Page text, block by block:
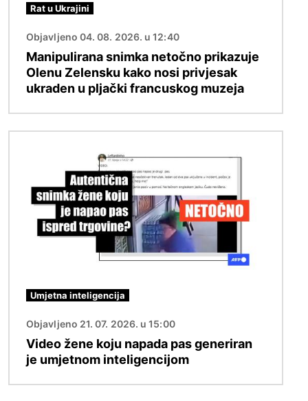
Rat u Ukrajini
Objavljeno 04. 08. 2026. u 12:40
Manipulirana snimka netočno prikazuje
Olenu Zelensku kako nosi privjesak
ukraden u pljački francuskog muzeja
Umjetna inteligencija
Objavljeno 21. 07. 2026. u 15:00
Video žene koju napada pas generiran
je umjetnom inteligencijom